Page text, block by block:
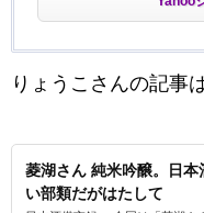
りょうこさんの記事
菱湖さん 純米吟醸。日
い部類だがはたして